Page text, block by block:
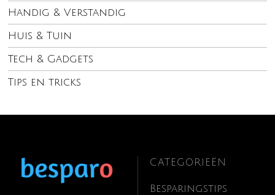
Handig & Verstandig
Huis & Tuin
Tech & Gadgets
Tips en tricks
CATEGORIEËN
Besparingstips